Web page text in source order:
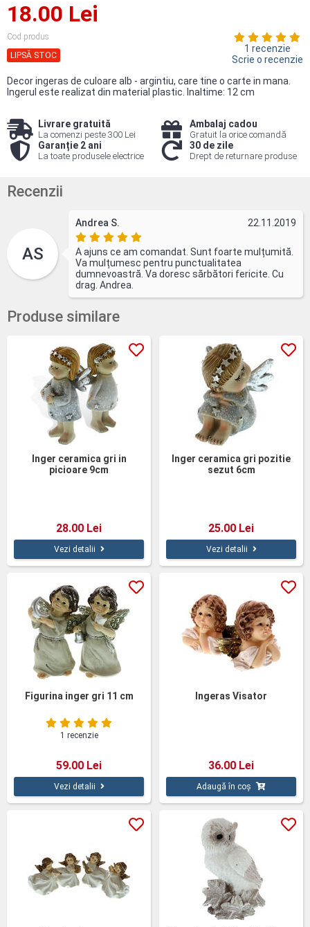
18.00 Lei
Cod produs
LIPSĂ STOC
1 recenzie
Scrie o recenzie
Decor ingeras de culoare alb - argintiu, care tine o carte in mana.
Ingerul este realizat din material plastic. Inaltime: 12 cm
Livrare gratuită
La comenzi peste 300 Lei
Ambalaj cadou
Gratuit la orice comandă
Garanție 2 ani
La toate produsele electrice
30 de zile
Drept de returnare produse
Recenzii
AS
Andrea S. 22.11.2019
A ajuns ce am comandat. Sunt foarte mulțumită.
Va mulțumesc pentru punctualitatea
dumnevoastră. Va doresc sărbători fericite. Cu
drag. Andrea.
Produse similare
Inger ceramica gri in
picioare 9cm
28.00 Lei
Vezi detalii
Inger ceramica gri pozitie
sezut 6cm
25.00 Lei
Vezi detalii
Figurina inger gri 11 cm
1 recenzie
59.00 Lei
Vezi detalii
Ingeras Visator
36.00 Lei
Adaugă în coș